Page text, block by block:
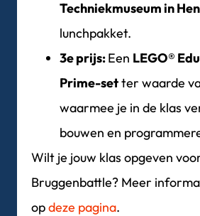
Techniekmuseum in
lunchpakket.
3e prijs:Een LEGO®
Prime-setter waarde
waarmee je in de klas
bouwen en
Wilt je jouw klas opgeven
Bruggenbattle? Meer
opdeze pagina.